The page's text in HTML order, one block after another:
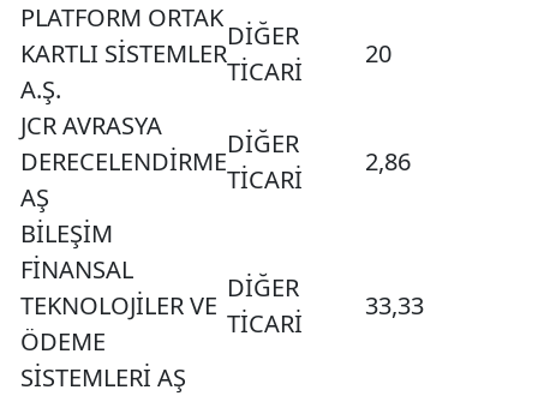
PLATFORM ORTAK
KARTLI SİSTEMLER
A.Ş.
DİĞER
TİCARİ
20
JCR AVRASYA
DERECELENDİRME
AŞ
DİĞER
TİCARİ
2,86
BİLEŞİM
FİNANSAL
TEKNOLOJİLER VE
ÖDEME
SİSTEMLERİ AŞ
DİĞER
TİCARİ
33,33